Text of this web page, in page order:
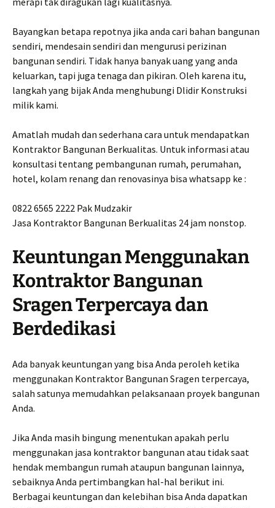
Bayangkan betapa repotnya jika anda cari bahan bangunan
sendiri, mendesain sendiri dan mengurusi perizinan
bangunan sendiri. Tidak hanya banyak uang yang anda
keluarkan, tapi juga tenaga dan pikiran. Oleh karena itu,
langkah yang bijak Anda menghubungi Dlidir Konstruksi
milik kami.
Amatlah mudah dan sederhana cara untuk mendapatkan
Kontraktor Bangunan Berkualitas. Untuk informasi atau
konsultasi tentang pembangunan rumah, perumahan,
hotel, kolam renang dan renovasinya bisa whatsapp ke :
0822 6565 2222 Pak Mudzakir
Jasa Kontraktor Bangunan Berkualitas 24 jam nonstop.
Keuntungan Menggunakan
Kontraktor Bangunan
Sragen Terpercaya dan
Berdedikasi
Ada banyak keuntungan yang bisa Anda peroleh ketika
menggunakan Kontraktor Bangunan Sragen terpercaya,
salah satunya memudahkan pelaksanaan proyek bangunan
Anda.
Jika Anda masih bingung menentukan apakah perlu
menggunakan jasa kontraktor bangunan atau tidak saat
hendak membangun rumah ataupun bangunan lainnya,
sebaiknya Anda pertimbangkan hal-hal berikut ini.
Berbagai keuntungan dan kelebihan bisa Anda dapatkan